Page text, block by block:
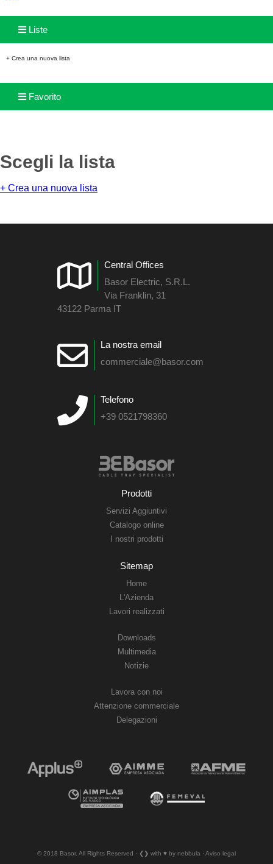
Liste
+ Crea una nuova lista
Favorito
Scegli la lista
+ Crea una nuova lista
Central Offices
Basor Electric, S.R.L.
Via Franklin, 31
43122 Parma IT
La nostra email
commerciale@basor.com
Telefono
+39 0521798360
Prodotti
Servizi Aggiuntivi
Catalogo online
I nostri prodotti
Sitemap
Home
L'Azienda
Lavori realizzati
Downloads
Multimedia
Notizie
Lavora con noi
Attenzione commerciale
Delegazioni
© 2018 Basor. All Rights Reserved · ❮❯ with ♥︎ by nebbula · Aviso legal